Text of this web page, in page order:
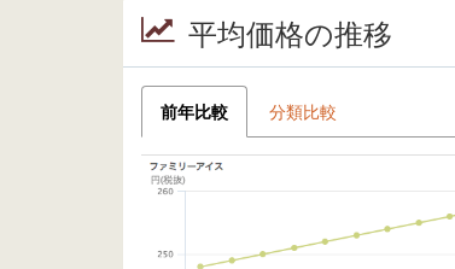
平均価格の推移
前年比較 分類比較